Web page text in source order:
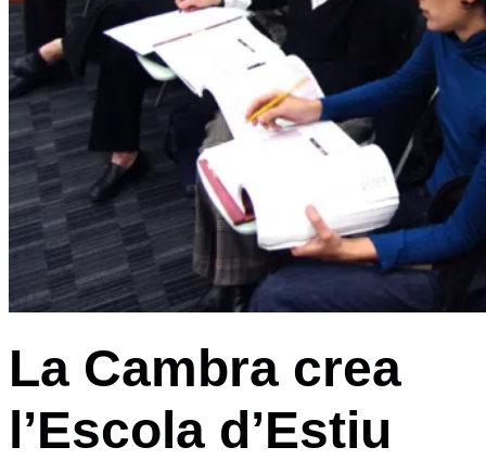
La Cambra crea
l’Escola d’Estiu